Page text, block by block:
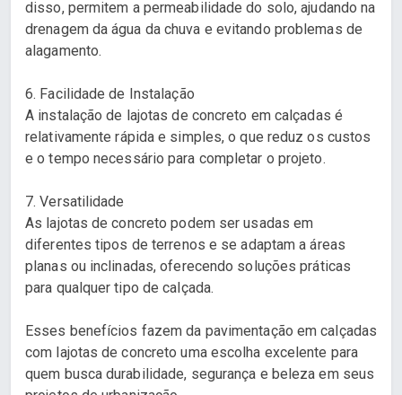
disso, permitem a permeabilidade do solo, ajudando na
drenagem da água da chuva e evitando problemas de
alagamento.
6. Facilidade de Instalação
A instalação de lajotas de concreto em calçadas é
relativamente rápida e simples, o que reduz os custos
e o tempo necessário para completar o projeto.
7. Versatilidade
As lajotas de concreto podem ser usadas em
diferentes tipos de terrenos e se adaptam a áreas
planas ou inclinadas, oferecendo soluções práticas
para qualquer tipo de calçada.
Esses benefícios fazem da pavimentação em calçadas
com lajotas de concreto uma escolha excelente para
quem busca durabilidade, segurança e beleza em seus